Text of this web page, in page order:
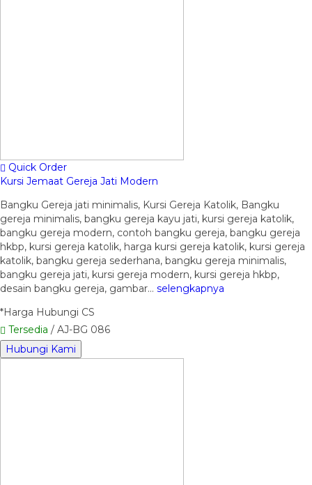
Quick Order
Kursi Jemaat Gereja Jati Modern
Bangku Gereja jati minimalis, Kursi Gereja Katolik, Bangku
gereja minimalis, bangku gereja kayu jati, kursi gereja katolik,
bangku gereja modern, contoh bangku gereja, bangku gereja
hkbp, kursi gereja katolik, harga kursi gereja katolik, kursi gereja
katolik, bangku gereja sederhana, bangku gereja minimalis,
bangku gereja jati, kursi gereja modern, kursi gereja hkbp,
desain bangku gereja, gambar… selengkapnya
*Harga Hubungi CS
Tersedia / AJ-BG 086
Hubungi Kami